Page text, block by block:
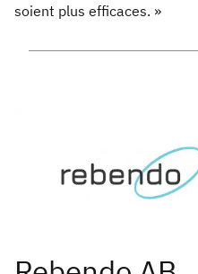
soient plus efficaces. »